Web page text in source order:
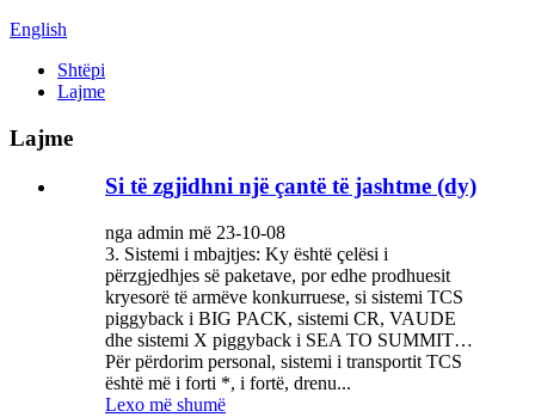
English
Shtëpi
Lajme
Lajme
Si të zgjidhni një çantë të jashtme (dy)
nga admin më 23-10-08
3. Sistemi i mbajtjes: Ky është çelësi i
përzgjedhjes së paketave, por edhe prodhuesit
kryesorë të armëve konkurruese, si sistemi TCS
piggyback i BIG PACK, sistemi CR, VAUDE
dhe sistemi X piggyback i SEA TO SUMMIT…
Për përdorim personal, sistemi i transportit TCS
është më i forti *, i fortë, drenu...
Lexo më shumë